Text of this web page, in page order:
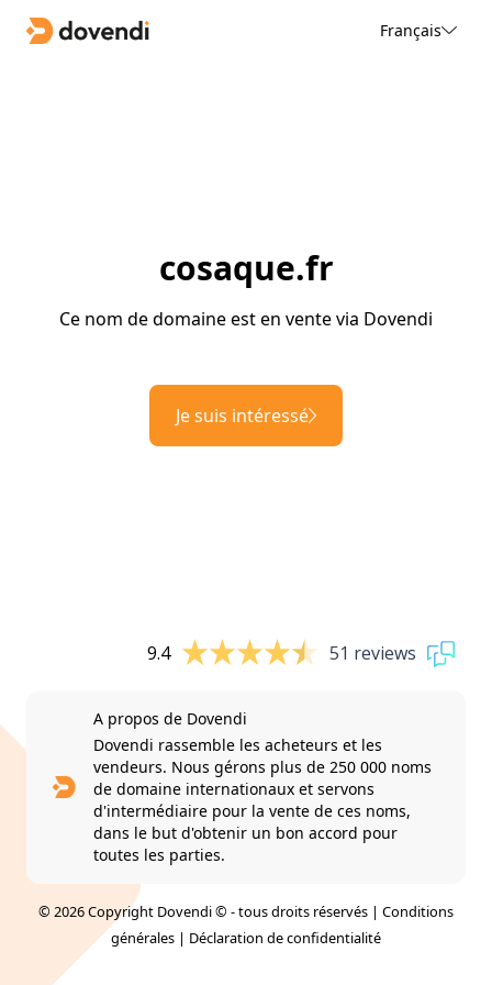
Français
cosaque.fr
Ce nom de domaine est en vente via Dovendi
Je suis intéressé
9.4 51 reviews
A propos de Dovendi
Dovendi rassemble les acheteurs et les
vendeurs. Nous gérons plus de 250 000 noms
de domaine internationaux et servons
d'intermédiaire pour la vente de ces noms,
dans le but d'obtenir un bon accord pour
toutes les parties.
© 2026 Copyright Dovendi © - tous droits réservés | Conditions
générales | Déclaration de confidentialité